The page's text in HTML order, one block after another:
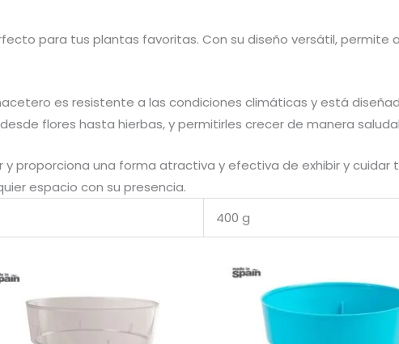
para tus plantas favoritas. Con su diseño versátil,
es resistente a las condiciones climáticas y está
flores hasta hierbas, y permitirles crecer de manera
proporciona una forma atractiva y efectiva de exhibir y
espacio con su presencia.
400 g